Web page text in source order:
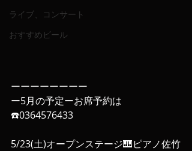
ライブ、コンサート
おすすめビール
ーーーーーーーー
ー5月の予定ーお席予約は
☎️0364576433
5/23(土)オープンステージ🎹ピアノ佐竹